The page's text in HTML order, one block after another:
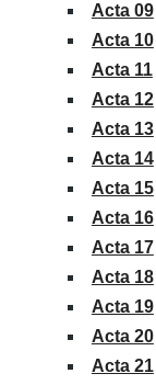
Acta 09
Acta 10
Acta 11
Acta 12
Acta 13
Acta 14
Acta 15
Acta 16
Acta 17
Acta 18
Acta 19
Acta 20
Acta 21